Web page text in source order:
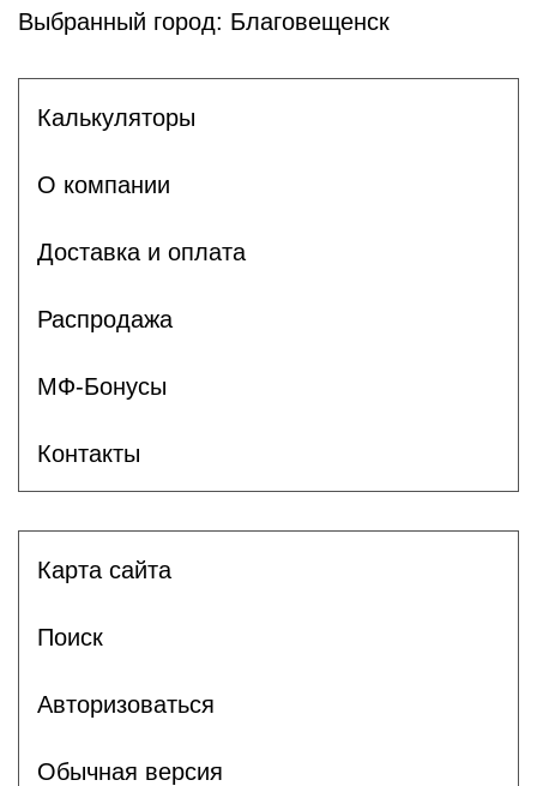
Выбранный город: Благовещенск
Калькуляторы
О компании
Доставка и оплата
Распродажа
МФ-Бонусы
Контакты
Карта сайта
Поиск
Авторизоваться
Обычная версия